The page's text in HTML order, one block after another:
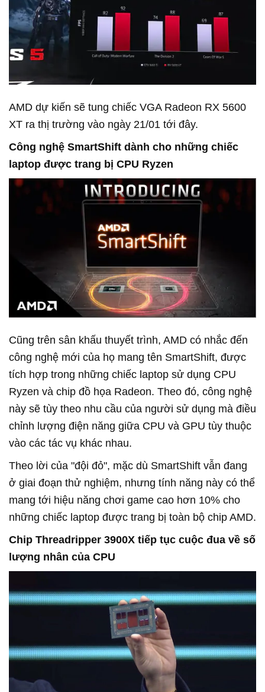
AMD dự kiến sẽ tung chiếc VGA Radeon RX 5600
XT ra thị trường vào ngày 21/01 tới đây.
Công nghệ SmartShift dành cho những chiếc
laptop được trang bị CPU Ryzen
Cũng trên sân khấu thuyết trình, AMD có nhắc đến
công nghệ mới của họ mang tên SmartShift, được
tích hợp trong những chiếc laptop sử dụng CPU
Ryzen và chip đồ họa Radeon. Theo đó, công nghệ
này sẽ tùy theo nhu cầu của người sử dụng mà điều
chỉnh lượng điện năng giữa CPU và GPU tùy thuộc
vào các tác vụ khác nhau.
Theo lời của "đội đỏ", mặc dù SmartShift vẫn đang
ở giai đoạn thử nghiệm, nhưng tính năng này có thể
mang tới hiệu năng chơi game cao hơn 10% cho
những chiếc laptop được trang bị toàn bộ chip AMD.
Chip Threadripper 3900X tiếp tục cuộc đua về số
lượng nhân của CPU